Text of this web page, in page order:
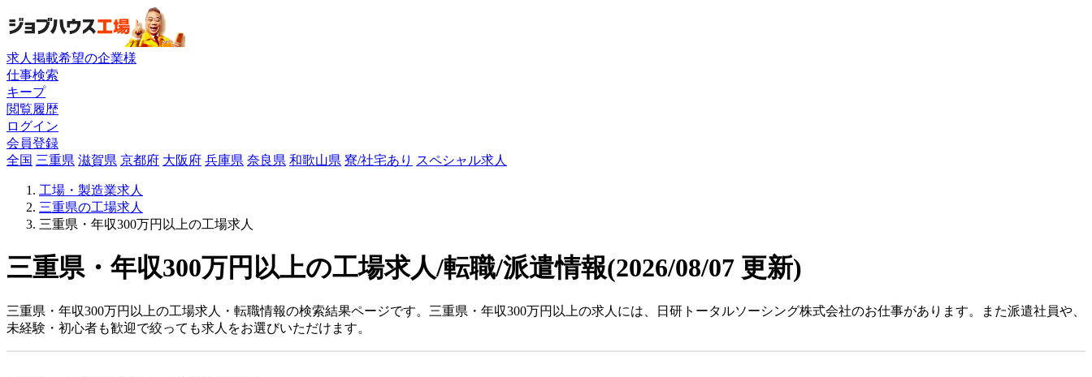
求人掲載希望の企業様
仕事検索
キープ
閲覧履歴
ログイン
会員登録
全国 三重県 滋賀県 京都府 大阪府 兵庫県 奈良県 和歌山県 寮/社宅あり スペシャル求人
工場・製造業求人
三重県の工場求人
三重県・年収300万円以上の工場求人
三重県・年収300万円以上の工場求人/転職/派遣情報(2026/08/07 更新)
三重県・年収300万円以上の工場求人・転職情報の検索結果ページです。三重県・年収300万円以上の求人には、日研トータルソーシング株式会社のお仕事があります。また派遣社員や、
未経験・初心者も歓迎で絞っても求人をお選びいただけます。